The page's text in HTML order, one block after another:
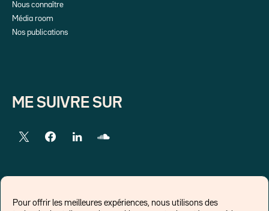
Pour offrir les meilleures expériences, nous utilisons des
Nous connaître
Média room
Nos publications
ME SUIVRE SUR
LIENS EXTERNES